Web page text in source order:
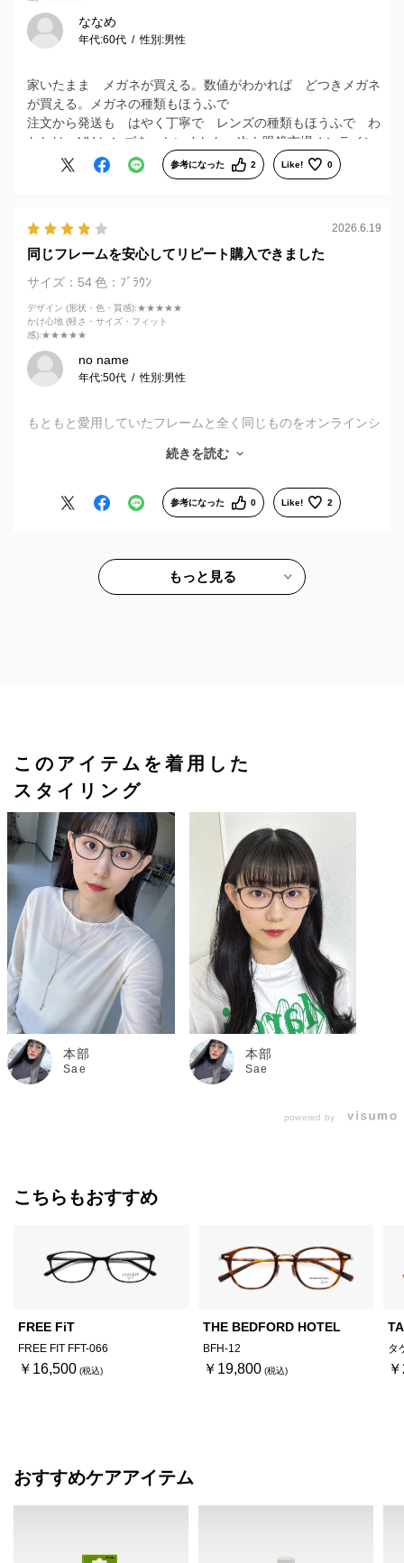
ななめ
年代:60代 性別:男性
家いたまま メガネが買える。数値がわかれば どつきメガネ
が買える。メガネの種類もほうふで
注文から発送も はやく丁寧で レンズの種類もほうふで わ
たしは UV レンズを かいました。次も眼鏡市場オンライン
ショップで かいます。 参考になった 2 Like! 0
2026.6.19
同じフレームを安心してリピート購入できました
サイズ：54色：ﾌﾞﾗｳﾝ
デザイン (形状・色・質感):★★★★★
かけ心地 (軽さ・サイズ・フィット
感):★★★★★
no name
年代:50代 性別:男性
もともと愛用していたフレームと全く同じものをオンラインシ
ている商品だったので、ネットでも一切不安なく注文できて良
受け取りは、スタッフの方がフレームの微調整を丁寧に行って
続きを読む
参考になった 0 Like! 2
もっと見る
このアイテムを着用した
スタイリング
本部
Sae
本部
Sae
powered by
こちらもおすすめ
FREE FiT
FREE FIT FFT-066
￥16,500
THE BEDFORD HOTEL
BFH-12
￥19,800
タ
おすすめケアアイテム